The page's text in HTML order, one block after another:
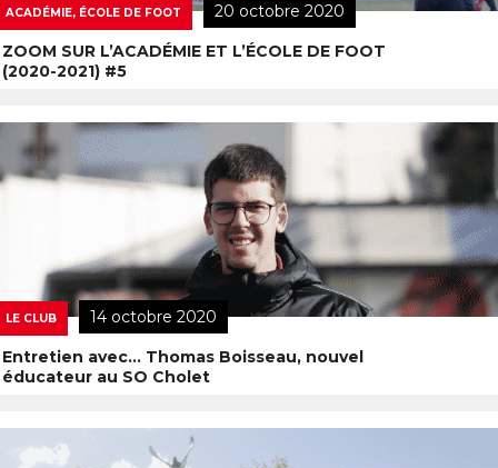
ACADÉMIE, ÉCOLE DE FOOT
20 octobre 2020
ZOOM SUR L’ACADÉMIE ET L’ÉCOLE DE FOOT
(2020-2021) #5
LE CLUB
14 octobre 2020
Entretien avec… Thomas Boisseau, nouvel
éducateur au SO Cholet